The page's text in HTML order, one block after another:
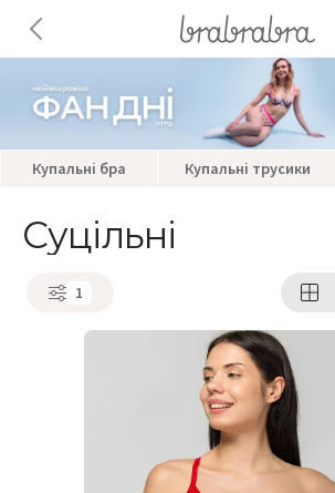
Купальні бра Купальні трусики
Суцільні
1